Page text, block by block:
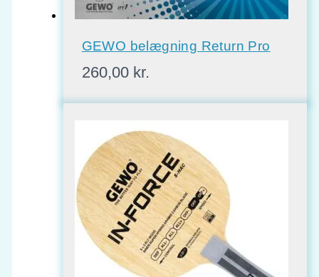
GEWO belægning Return Pro
260,00 kr.